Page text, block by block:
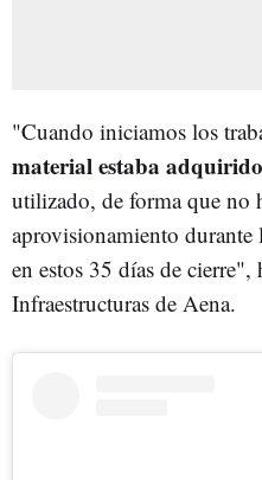
"Cuando iniciamos los
material estaba adquirido
utilizado, de forma que no
aprovisionamiento durante
en estos 35 días de
Infraestructuras de Aena.